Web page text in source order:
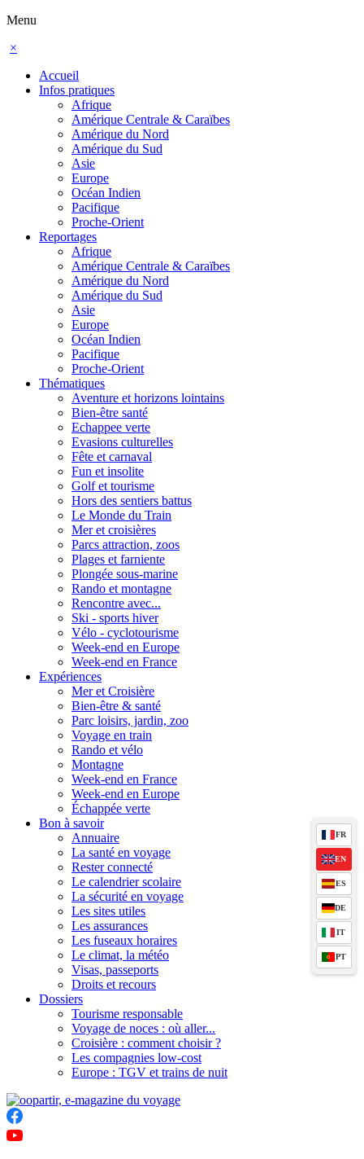
Menu
×
Accueil
Infos pratiques
Afrique
Amérique Centrale & Caraïbes
Amérique du Nord
Amérique du Sud
Asie
Europe
Océan Indien
Pacifique
Proche-Orient
Reportages
Afrique
Amérique Centrale & Caraïbes
Amérique du Nord
Amérique du Sud
Asie
Europe
Océan Indien
Pacifique
Proche-Orient
Thématiques
Aventure et horizons lointains
Bien-être santé
Echappee verte
Evasions culturelles
Fête et carnaval
Fun et insolite
Golf et tourisme
Hors des sentiers battus
Le Monde du Train
Mer et croisières
Parcs attraction, zoos
Plages et farniente
Plongée sous-marine
Rando et montagne
Rencontre avec...
Ski - sports hiver
Vélo - cyclotourisme
Week-end en Europe
Week-end en France
Expériences
Mer et Croisière
Bien-être & santé
Parc loisirs, jardin, zoo
Voyage en train
Rando et vélo
Montagne
Week-end en France
Week-end en Europe
Échappée verte
Bon à savoir
Annuaire
La santé en voyage
Rester connecté
Le calendrier scolaire
La sécurité en voyage
Les sites utiles
Les assurances
Les fuseaux horaires
Le climat, la météo
Visas, passeports
Droits et recours
Dossiers
Tourisme responsable
Voyage de noces : où aller...
Croisière : comment choisir ?
Les compagnies low-cost
Europe : TGV et trains de nuit
FR
EN
ES
DE
IT
PT